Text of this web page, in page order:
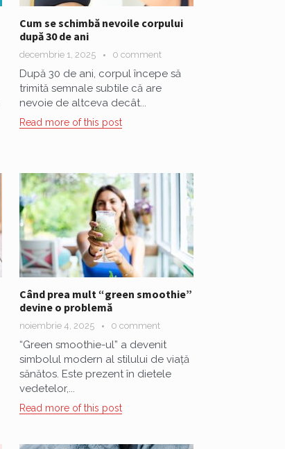
Cum se schimbă nevoile corpului
după 30 de ani
decembrie 1, 2025 0 comment
După 30 de ani, corpul începe să
trimită semnale subtile că are
nevoie de altceva decât...
Read more of this post
Când prea mult “green smoothie”
devine o problemă
noiembrie 4, 2025 0 comment
“Green smoothie-ul” a devenit
simbolul modern al stilului de viață
sănătos. Este prezent în dietele
vedetelor,...
Read more of this post